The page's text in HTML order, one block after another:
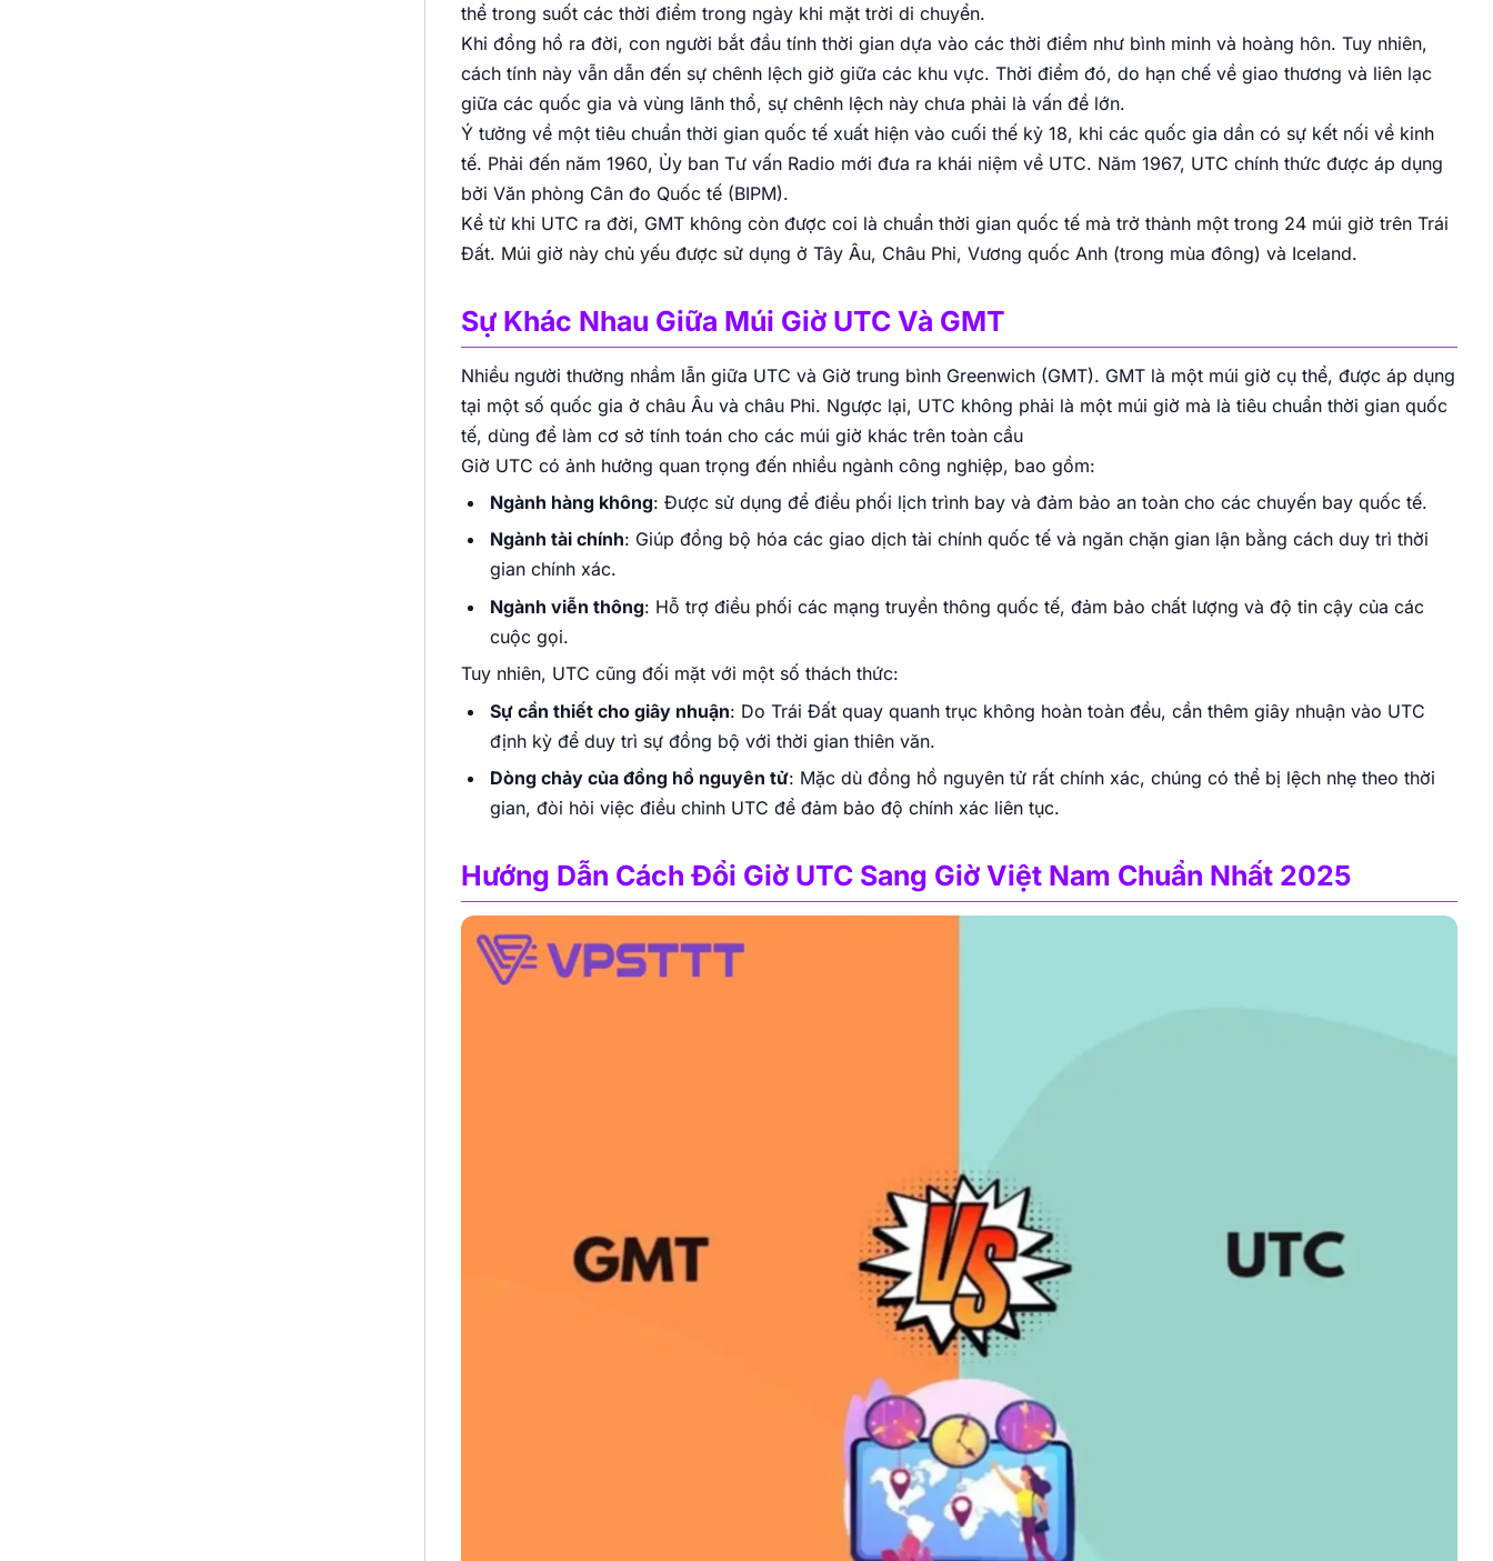
thể trong suốt các thời điểm trong ngày khi mặt trời di chuyển.
Khi đồng hồ ra đời, con người bắt đầu tính thời gian dựa vào các thời điểm như bình minh và hoàng hôn. Tuy nhiên,
cách tính này vẫn dẫn đến sự chênh lệch giờ giữa các khu vực. Thời điểm đó, do hạn chế về giao thương và liên lạc
giữa các quốc gia và vùng lãnh thổ, sự chênh lệch này chưa phải là vấn đề lớn.
Ý tưởng về một tiêu chuẩn thời gian quốc tế xuất hiện vào cuối thế kỷ 18, khi các quốc gia dần có sự kết nối về kinh
tế. Phải đến năm 1960, Ủy ban Tư vấn Radio mới đưa ra khái niệm về UTC. Năm 1967, UTC chính thức được áp dụng
bởi Văn phòng Cân đo Quốc tế (BIPM).
Kể từ khi UTC ra đời, GMT không còn được coi là chuẩn thời gian quốc tế mà trở thành một trong 24 múi giờ trên Trái
Đất. Múi giờ này chủ yếu được sử dụng ở Tây Âu, Châu Phi, Vương quốc Anh (trong mùa đông) và Iceland.
Sự Khác Nhau Giữa Múi Giờ UTC Và GMT
Nhiều người thường nhầm lẫn giữa UTC và Giờ trung bình Greenwich (GMT). GMT là một múi giờ cụ thể, được áp dụng
tại một số quốc gia ở châu Âu và châu Phi. Ngược lại, UTC không phải là một múi giờ mà là tiêu chuẩn thời gian quốc
tế, dùng để làm cơ sở tính toán cho các múi giờ khác trên toàn cầu
Giờ UTC có ảnh hưởng quan trọng đến nhiều ngành công nghiệp, bao gồm:
Ngành hàng không: Được sử dụng để điều phối lịch trình bay và đảm bảo an toàn cho các chuyến bay quốc tế.
Ngành tài chính: Giúp đồng bộ hóa các giao dịch tài chính quốc tế và ngăn chặn gian lận bằng cách duy trì thời
gian chính xác.
Ngành viễn thông: Hỗ trợ điều phối các mạng truyền thông quốc tế, đảm bảo chất lượng và độ tin cậy của các
cuộc gọi.
Tuy nhiên, UTC cũng đối mặt với một số thách thức:
Sự cần thiết cho giây nhuận: Do Trái Đất quay quanh trục không hoàn toàn đều, cần thêm giây nhuận vào UTC
định kỳ để duy trì sự đồng bộ với thời gian thiên văn.
Dòng chảy của đồng hồ nguyên tử: Mặc dù đồng hồ nguyên tử rất chính xác, chúng có thể bị lệch nhẹ theo thời
gian, đòi hỏi việc điều chỉnh UTC để đảm bảo độ chính xác liên tục.
Hướng Dẫn Cách Đổi Giờ UTC Sang Giờ Việt Nam Chuẩn Nhất 2025